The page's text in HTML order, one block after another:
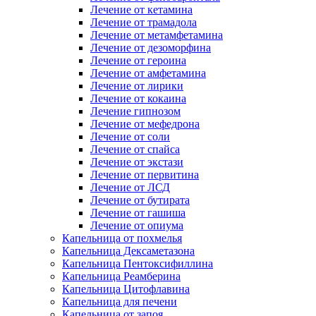
Лечение от кетамина
Лечение от трамадола
Лечение от метамфетамина
Лечение от дезоморфина
Лечение от героина
Лечение от амфетамина
Лечение от лирики
Лечение от кокаина
Лечение гипнозом
Лечение от мефедрона
Лечение от соли
Лечение от спайса
Лечение от экстази
Лечение от первитина
Лечение от ЛСД
Лечение от бутирата
Лечение от гашиша
Лечение от опиума
Капельница от похмелья
Капельница Дексаметазона
Капельница Пентоксифиллина
Капельница Реамберина
Капельница Цитофлавина
Капельница для печени